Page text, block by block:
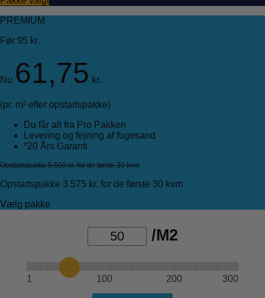
PREMIUM
Før 95 kr.
Nu 61,75 kr.
(pr. m² efter opstartspakke)
Du får alt fra Pro Pakken
Levering og fejning af fugesand
*20 Års Garanti
Opstartspakke 5.500 kr. for de første 30 kvm
Opstartspakke 3.575 kr. for de første 30 kvm
Vælg pakke
/M2
1 100 200 300